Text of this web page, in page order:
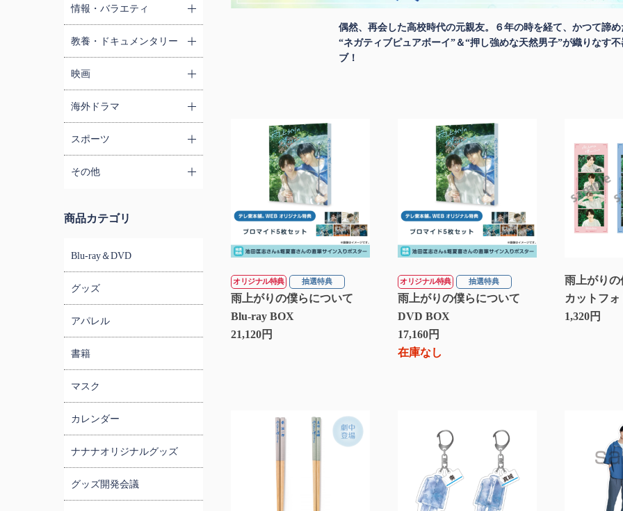
情報・バラエティ
教養・ドキュメンタリー
映画
海外ドラマ
スポーツ
その他
商品カテゴリ
Blu-ray＆DVD
グッズ
アパレル
書籍
マスク
カレンダー
ナナナオリジナルグッズ
グッズ開発会議
偶然、再会した高校時代の元親友。６年の時を経て、かつて諦め
“ネガティブピュアボーイ”＆“押し強めな天然男子”が織りなす
ブ！
オリジナル特典 抽選特典
雨上がりの僕らについて
Blu-ray BOX
21,120円
オリジナル特典 抽選特典
雨上がりの僕らについて
DVD BOX
17,160円
在庫なし
雨上がりの
カットフォ
1,320円